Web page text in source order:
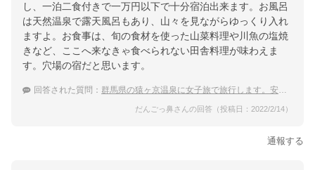
し、一泊二食付きで一万円以下で十分宿泊出来ます。お風呂
は天然温泉で露天風呂もあり、山々を見ながらゆっくり入れ
ますよ。お食事は、旬の食材を使った山菜料理や川魚の塩焼
きなど、ここへ来なきゃ食べられない田舎料理が味わえま
す。穴場の宿だと思います。
回答された質問： 群馬県の猿ヶ京温泉に女子旅で旅行します。安い宿で大自然満喫したいです。
だんごっ鼻さんの回答（投稿日：2022/2/14）
通報する